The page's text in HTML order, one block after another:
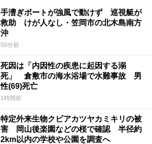
手漕ぎボートが強風で動けず 巡視艇が
救助 けが人なし・笠岡市の北木島南方
沖
50分前
死因は「内因性の疾患に起因する溺
死」 倉敷市の海水浴場で水難事故 男
性(69)死亡
1時間前
特定外来生物クビアカツヤカミキリの被
害 岡山後楽園などの桜で確認 半径約
2km以内の学校や公園を調査へ